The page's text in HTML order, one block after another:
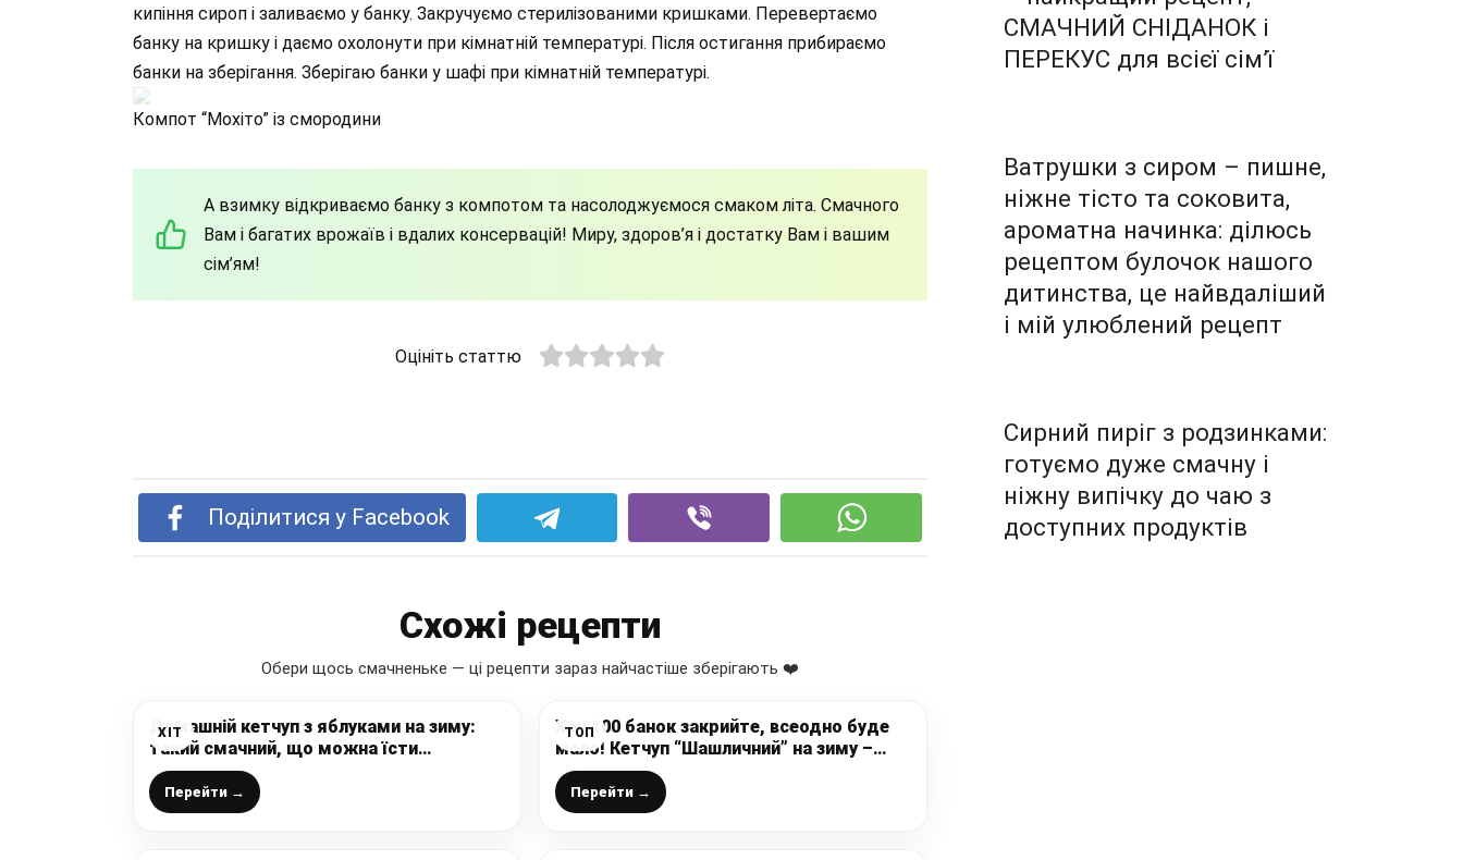
кипіння сироп і заливаємо у банку. Закручуємо стерилізованими кришками. Перевертаємо
банку на кришку і даємо охолонути при кімнатній температурі. Після остигання прибираємо
банки на зберігання. Зберігаю банки у шафі при кімнатній температурі.
Компот “Мохіто” із смородини
А взимку відкриваємо банку з компотом та насолоджуємося смаком літа. Смачного
Вам і багатих врожаїв і вдалих консервацій! Миру, здоров’я і достатку Вам і вашим
сім’ям!
Оцініть статтю
Поділитися у Facebook
Схожі рецепти
Обери щось смачненьке — ці рецепти зараз найчастіше зберігають ❤️
ХІТ
Домашній кетчуп з яблуками на зиму:
такий смачний, що можна їсти
ложками, дуже рекомендую
приготувати
Перейти →
ТОП
Хоч 100 банок закрийте, всеодно буде
мало! Кетчуп “Шашличний” на зиму –
чудовий насичений солодкуватий смак
Перейти →
СМАЧНИЙ СНІДАНОК і
ПЕРЕКУС для всієї сім’ї
Ватрушки з сиром – пишне,
ніжне тісто та соковита,
ароматна начинка: ділюсь
рецептом булочок нашого
дитинства, це найвдаліший
і мій улюблений рецепт
Сирний пиріг з родзинками:
готуємо дуже смачну і
ніжну випічку до чаю з
доступних продуктів